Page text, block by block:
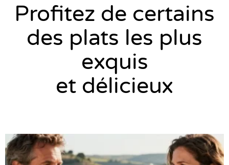
Profitez de certains
des plats les plus
exquis
et délicieux